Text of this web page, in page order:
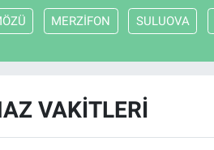
MERZİFON SULUOVA
VAKITLERI